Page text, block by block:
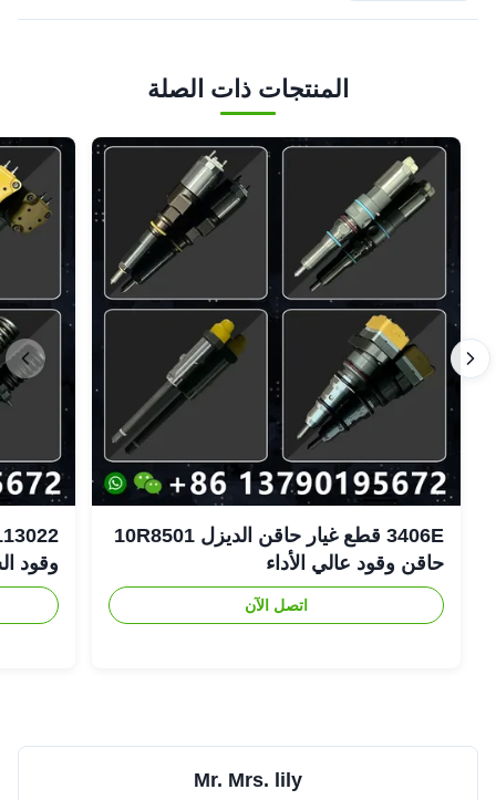
المنتجات ذات الصلة
3406E قطع غيار حاقن الديزل 10R8501
حاقن وقود عالي الأداء
اتصل الآن
وقود
Mr. Mrs. lily